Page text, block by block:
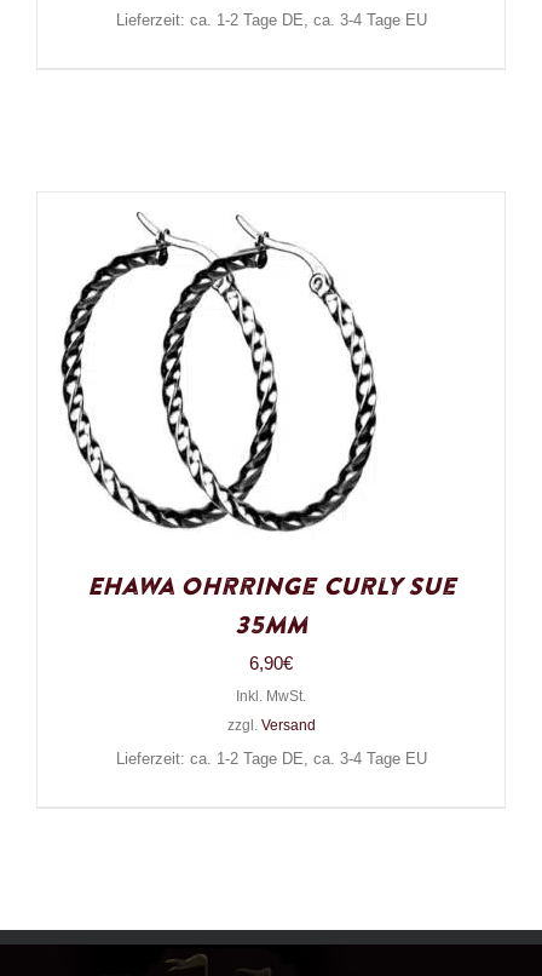
Lieferzeit: ca. 1-2 Tage DE, ca. 3-4 Tage EU
Ehawa Ohrringe Curly Sue
35mm
6,90€
Inkl. MwSt.
zzgl. Versand
Lieferzeit: ca. 1-2 Tage DE, ca. 3-4 Tage EU